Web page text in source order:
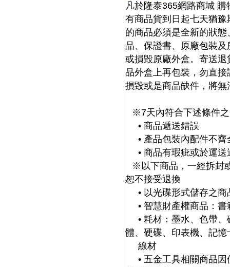
凡於隆泰365網路商城
有商品貨到日起七天猶
的商品必須是全新的狀
品、保證書、原廠包裝
或損毀原廠外盒。寄送
品外盒上再包裝，勿直
損毀或是商品缺件，將
※7天內符合下述條件
• 商品遞送錯誤
• 產品包裝內配件不
• 商品有瑕疵或於運
※以下商品，一經拆封
恕不接受退換
• 以光碟形式儲存之
• 智慧財產權商品：書
• 耗材：墨水、色帶
體、硬碟、印表機、記憶
線材
• 五金工具相關商品